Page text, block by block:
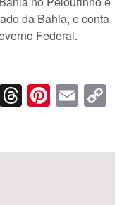
da Bahia, e conta
Federal.
Twitter
Threads